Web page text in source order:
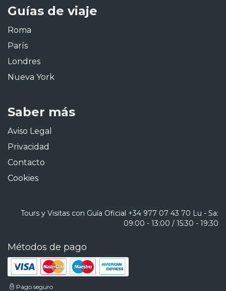
Guías de viaje
Roma
París
Londres
Nueva York
Saber más
Aviso Legal
Privacidad
Contacto
Cookies
Tours y Visitas con Guía Oficial +34 977 07 43 70 Lu - Sa:
09:00 - 13:00 / 15:30 - 19:30
Métodos de pago
Pago seguro